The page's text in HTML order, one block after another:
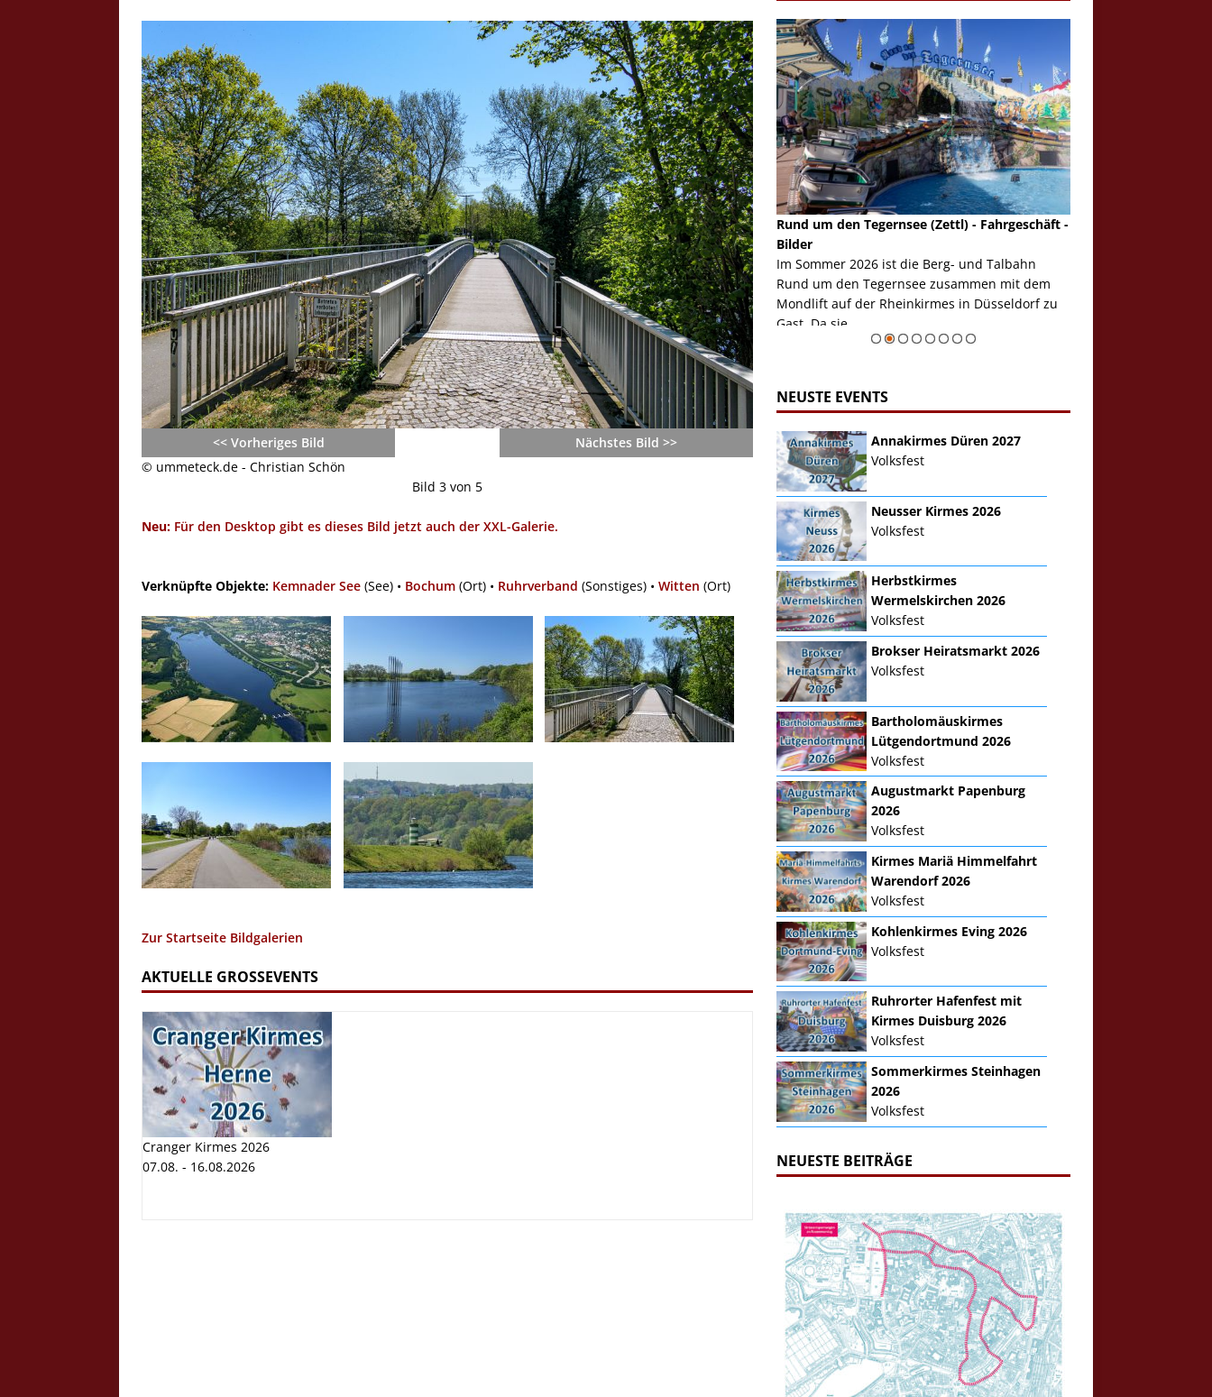
<< Vorheriges Bild
Nächstes Bild >>
© ummeteck.de - Christian Schön
Bild 3 von 5
Neu: Für den Desktop gibt es dieses Bild jetzt auch der XXL-Galerie.
Verknüpfte Objekte: Kemnader See (See) • Bochum (Ort) • Ruhrverband (Sonstiges) • Witten (Ort)
Zur Startseite Bildgalerien
AKTUELLE GROSSEVENTS
Cranger Kirmes 2026
07.08. - 16.08.2026
Rheinkirmes Düsseldorf 2022
Auch im Jahr 2026 immer noch mal einen Blick
Wert, die Rheinkirmes aus dem Jahr 2022. Am
Sonntag Nachmittag waren wir bei herrlichem
Sommerw...
Zur Bildgalerie
Rund um den Tegernsee (Zettl) - Fahrgeschäft -
Bilder
Im Sommer 2026 ist die Berg- und Talbahn
Rund um den Tegernsee zusammen mit dem
Mondlift auf der Rheinkirmes in Düsseldorf zu
Gast. Da sie ...
Crazy Outback (Kollmann) - Laufgeschäft -
Bilder
Schau Dir hier Bilder vom Laufgeschäft "Crazy
Outback" an.
Zur Bildgalerie
NEUSTE EVENTS
Annakirmes Düren 2027
Volksfest
Neusser Kirmes 2026
Volksfest
Herbstkirmes
Wermelskirchen 2026
Volksfest
Brokser Heiratsmarkt 2026
Volksfest
Bartholomäuskirmes
Lütgendortmund 2026
Volksfest
Augustmarkt Papenburg
2026
Volksfest
Kirmes Mariä Himmelfahrt
Warendorf 2026
Volksfest
Kohlenkirmes Eving 2026
Volksfest
Ruhrorter Hafenfest mit
Kirmes Duisburg 2026
Volksfest
Sommerkirmes Steinhagen
2026
Volksfest
NEUESTE BEITRÄGE